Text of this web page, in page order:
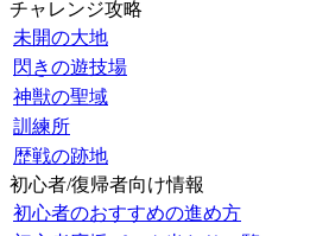
チャレンジ攻略
未開の大地
閃きの遊技場
神獣の聖域
訓練所
歴戦の跡地
初心者/復帰者向け情報
初心者のおすすめの進め方